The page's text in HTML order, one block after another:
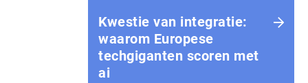
Kwestie van integratie:
waarom Europese
techgiganten scoren met
ai